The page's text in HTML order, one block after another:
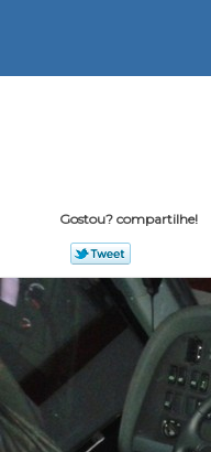
Gostou? compartilhe!